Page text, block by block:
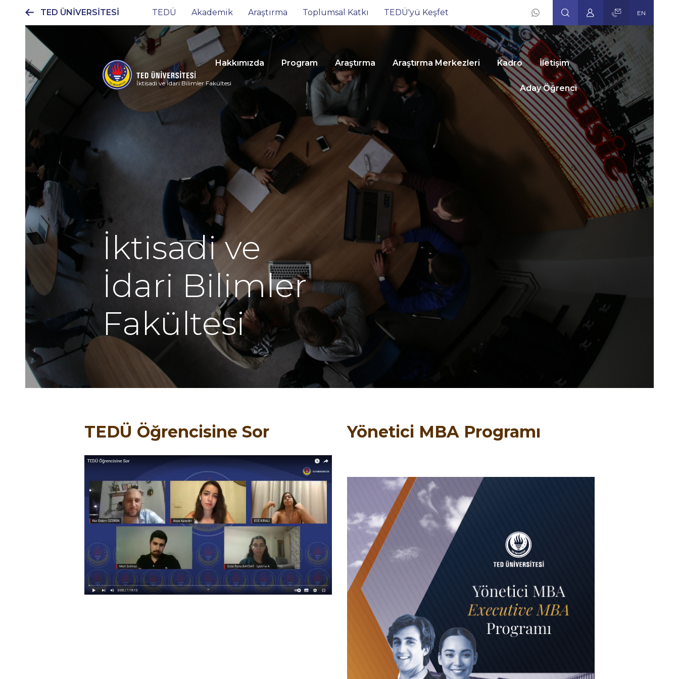
TED ÜNİVERSİTESİ
Ana
gezinti
menüsü
TEDÜ Akademik Araştırma Toplumsal Katkı TEDÜ'yü Keşfet
Social
Icons
EN
İktisadi ve
İdari Bilimler
Fakültesi
İktisadi ve İdari Bilimler Fakültesi
Hakkımızda Program Araştırma Araştırma Merkezleri Kadro İletişim
Aday Öğrenci
TEDÜ Öğrencisine Sor Yönetici MBA Programı